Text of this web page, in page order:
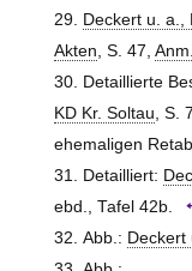
Deckert u. a.,
Akten, S. 47, Anm.
Detaillierte
KD Kr. Soltau, S.
ehemaligen
Detailliert:
ebd., Tafel 42b.
Abb.: Deckert